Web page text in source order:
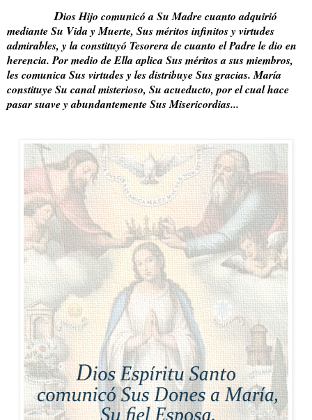
Dios Hijo comunicó a Su Madre cuanto adquirió
mediante Su Vida y Muerte, Sus méritos infinitos y virtudes
admirables, y la constituyó Tesorera de cuanto el Padre le dio en
herencia. Por medio de Ella aplica Sus méritos a sus miembros,
les comunica Sus virtudes y les distribuye Sus gracias. María
constituye Su canal misterioso, Su acueducto, por el cual hace
pasar suave y abundantemente Sus Misericordias...